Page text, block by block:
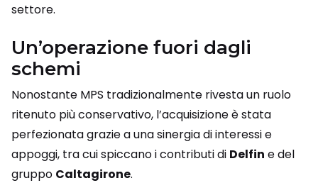
settore.
Un’operazione fuori dagli
schemi
Nonostante MPS tradizionalmente rivesta un ruolo
ritenuto più conservativo, l’acquisizione è stata
perfezionata grazie a una sinergia di interessi e
appoggi, tra cui spiccano i contributi di Delfin e del
gruppo Caltagirone.